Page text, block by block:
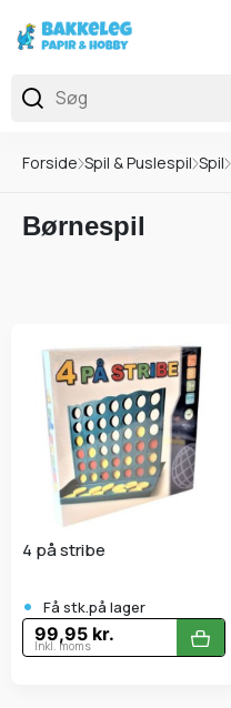
Forside Spil & Puslespil Spil
Børnespil
4 på stribe
• Få stk.på lager
99,95 kr.
Inkl. moms